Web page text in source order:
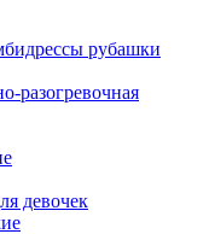
рубашки
разогревочная
девочек